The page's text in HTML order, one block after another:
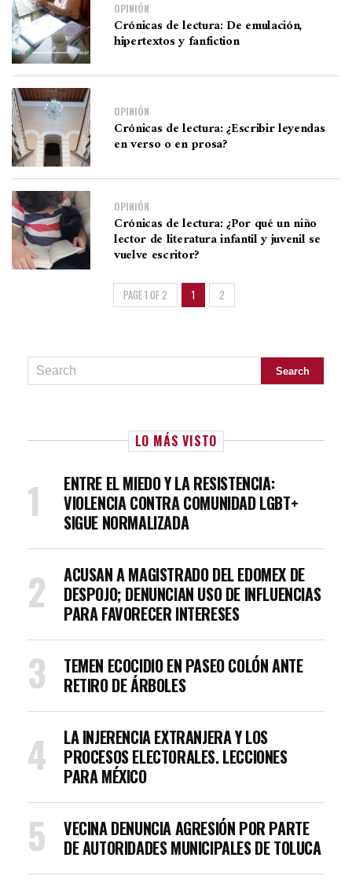
OPINIÓN
Crónicas de lectura: De emulación,
hipertextos y fanfiction
OPINIÓN
Crónicas de lectura: ¿Escribir leyendas
en verso o en prosa?
OPINIÓN
Crónicas de lectura: ¿Por qué un niño
lector de literatura infantil y juvenil se
vuelve escritor?
PAGE 1 OF 2 1 2
LO MÁS VISTO
ENTRE EL MIEDO Y LA RESISTENCIA:
VIOLENCIA CONTRA COMUNIDAD LGBT+
SIGUE NORMALIZADA
ACUSAN A MAGISTRADO DEL EDOMEX DE
DESPOJO; DENUNCIAN USO DE INFLUENCIAS
PARA FAVORECER INTERESES
TEMEN ECOCIDIO EN PASEO COLÓN ANTE
RETIRO DE ÁRBOLES
LA INJERENCIA EXTRANJERA Y LOS
PROCESOS ELECTORALES. LECCIONES
PARA MÉXICO
VECINA DENUNCIA AGRESIÓN POR PARTE
DE AUTORIDADES MUNICIPALES DE TOLUCA